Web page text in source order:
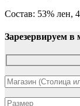
Состав: 53% лен,
Зарезервируем в